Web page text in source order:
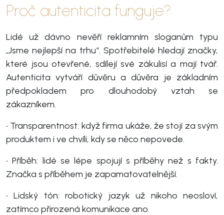
Proč autenticita funguje?
Lidé už dávno nevěří reklamním sloganům typu
„Jsme nejlepší na trhu“. Spotřebitelé hledají značky,
které jsou otevřené, sdílejí své zákulisí a mají tvář.
Autenticita vytváří důvěru a důvěra je základním
předpokladem pro dlouhodobý vztah se
zákazníkem.
• Transparentnost: když firma ukáže, že stojí za svým
produktem i ve chvíli, kdy se něco nepovede.
• Příběh: lidé se lépe spojují s příběhy než s fakty.
Značka s příběhem je zapamatovatelnější.
• Lidský tón: robotický jazyk už nikoho neosloví,
zatímco přirozená komunikace ano.